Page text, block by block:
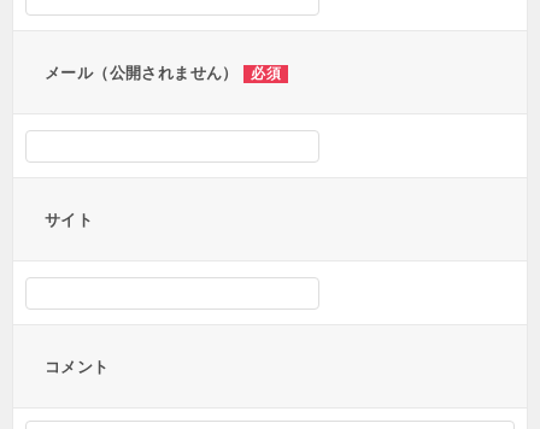
メール（公開されません） 必須
サイト
コメント